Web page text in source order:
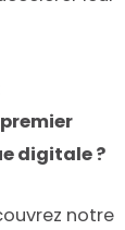
digitale ?
notre